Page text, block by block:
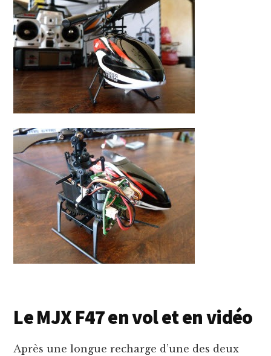
Le MJX F47 en vol et en vidéo
Après une longue recharge d’une des deux